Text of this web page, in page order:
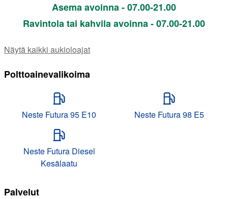
Asema avoinna - 07.00-21.00
Ravintola tai kahvila avoinna - 07.00-21.00
Näytä kaikki aukioloajat
Polttoainevalikoima
Neste Futura 95 E10 Neste Futura 98 E5
Neste Futura Diesel
Kesälaatu
Palvelut